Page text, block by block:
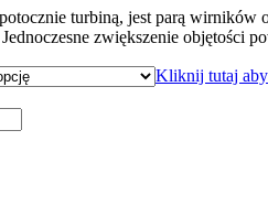
turbiną, jest parą wirników
zwiększenie objętości
Kliknij tutaj